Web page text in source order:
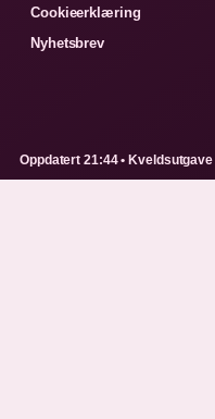
Cookieerklæring
Nyhetsbrev
Oppdatert 21:44 •